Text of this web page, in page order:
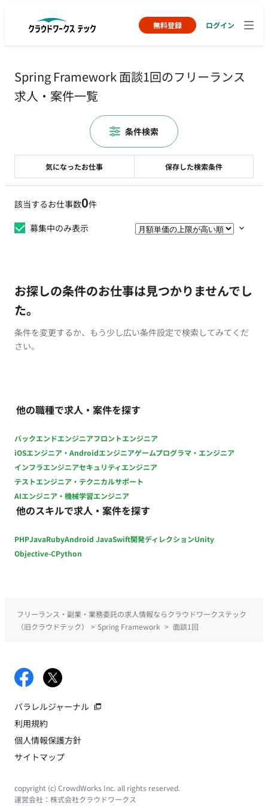
無料登録 ログイン
Spring Framework 面談1回のフリーランス
求人・案件一覧
該当するお仕事数0件
募集中のみ表示
お探しの条件のお仕事は見つかりませんでし
た。
条件を変更するか、もう少し広い条件設定で検索してみてくだ
さい。
他の職種で求人・案件を探す
バックエンドエンジニアフロントエンジニア
iOSエンジニア・Androidエンジニアゲームプログラマ・エンジニア
インフラエンジニアセキュリティエンジニア
テストエンジニア・テクニカルサポート
AIエンジニア・機械学習エンジニア
他のスキルで求人・案件を探す
PHPJavaRubyAndroid JavaSwift開発ディレクションUnity
Objective-CPython
気になったお仕事 保存した検索条件
条件検索
フリーランス・副業・業務委託の求人情報ならクラウドワークステック
（旧クラウドテック）
> Spring Framework > 面談1回
パラレルジャーナル
利用規約
個人情報保護方針
サイトマップ
copyright (c) CrowdWorks Inc. all rights reserved.
運営会社： 株式会社クラウドワークス